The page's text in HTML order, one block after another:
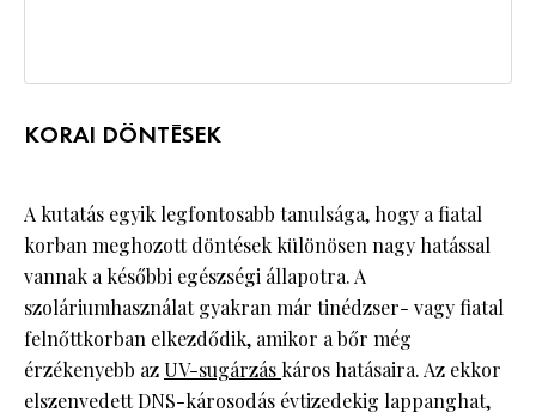
KORAI DÖNTÉSEK
A kutatás egyik legfontosabb tanulsága, hogy a fiatal
korban meghozott döntések különösen nagy hatással
vannak a későbbi egészségi állapotra. A
szoláriumhasználat gyakran már tinédzser- vagy fiatal
felnőttkorban elkezdődik, amikor a bőr még
érzékenyebb azUV-sugárzás káros hatásaira. Az ekkor
elszenvedett DNS-károsodás évtizedekig lappanghat,